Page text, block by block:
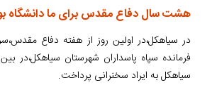
هشت سال دفاع مقدس برای ما دانشگاه
در سیاهکل،در اولین روز از هفته دفاع
فرمانده سپاه پاسداران شهرستان سیاهکل،در
سیاهکل به ایراد سخنرانی پرداخت.